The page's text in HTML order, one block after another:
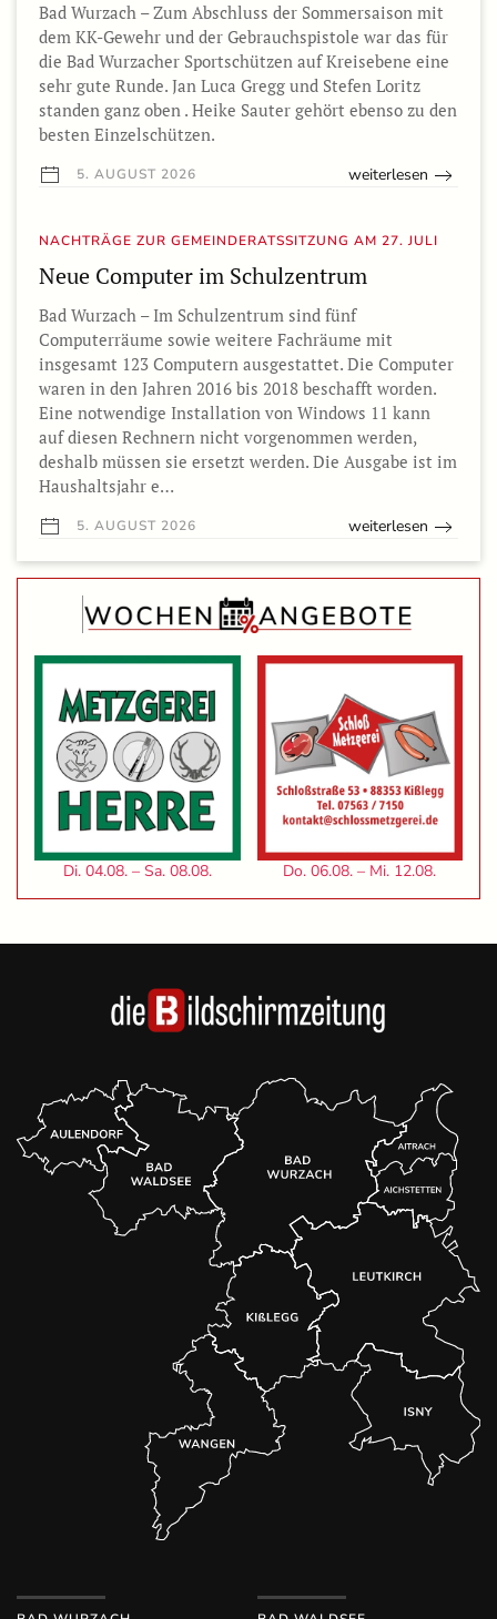
Bad Wurzach – Zum Abschluss der Sommersaison mit
dem KK-Gewehr und der Gebrauchspistole war das für
die Bad Wurzacher Sportschützen auf Kreisebene eine
sehr gute Runde. Jan Luca Gregg und Stefen Loritz
standen ganz oben . Heike Sauter gehört ebenso zu den
besten Einzelschützen.
5. AUGUST 2026 weiterlesen
NACHTRÄGE ZUR GEMEINDERATSSITZUNG AM 27. JULI
Neue Computer im Schulzentrum
Bad Wurzach – Im Schulzentrum sind fünf
Computerräume sowie weitere Fachräume mit
insgesamt 123 Computern ausgestattet. Die Computer
waren in den Jahren 2016 bis 2018 beschafft worden.
Eine notwendige Installation von Windows 11 kann
auf diesen Rechnern nicht vorgenommen werden,
deshalb müssen sie ersetzt werden. Die Ausgabe ist im
Haushaltsjahr e…
5. AUGUST 2026 weiterlesen
Di. 04.08. – Sa. 08.08. Do. 06.08. – Mi. 12.08.